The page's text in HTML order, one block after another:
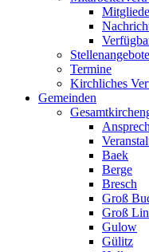
Stellenangebote
Termine
Kirchliches
Gemeinden
Baek
Berge
Bresch
Groß
Groß
Gulow
Gülitz